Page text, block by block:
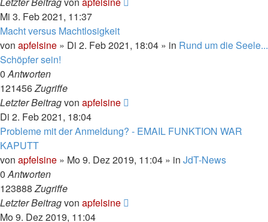
Mi 3. Feb 2021, 11:37
Macht versus Machtlosigkeit
von apfelsine » Di 2. Feb 2021, 18:04 » in Rund um die Seele...
Schöpfer sein!
0Antworten
121456Zugriffe
Letzter Beitragvon apfelsine
Di 2. Feb 2021, 18:04
Probleme mit der Anmeldung? - EMAIL FUNKTION WAR
KAPUTT
von apfelsine » Mo 9. Dez 2019, 11:04 » in JdT-News
0Antworten
123888Zugriffe
Letzter Beitragvon apfelsine
Mo 9. Dez 2019, 11:04